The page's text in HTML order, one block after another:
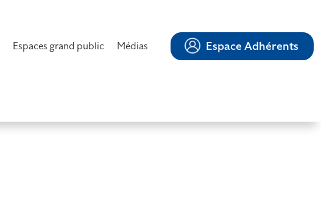
Espaces grand public Médias Espace Adhérents